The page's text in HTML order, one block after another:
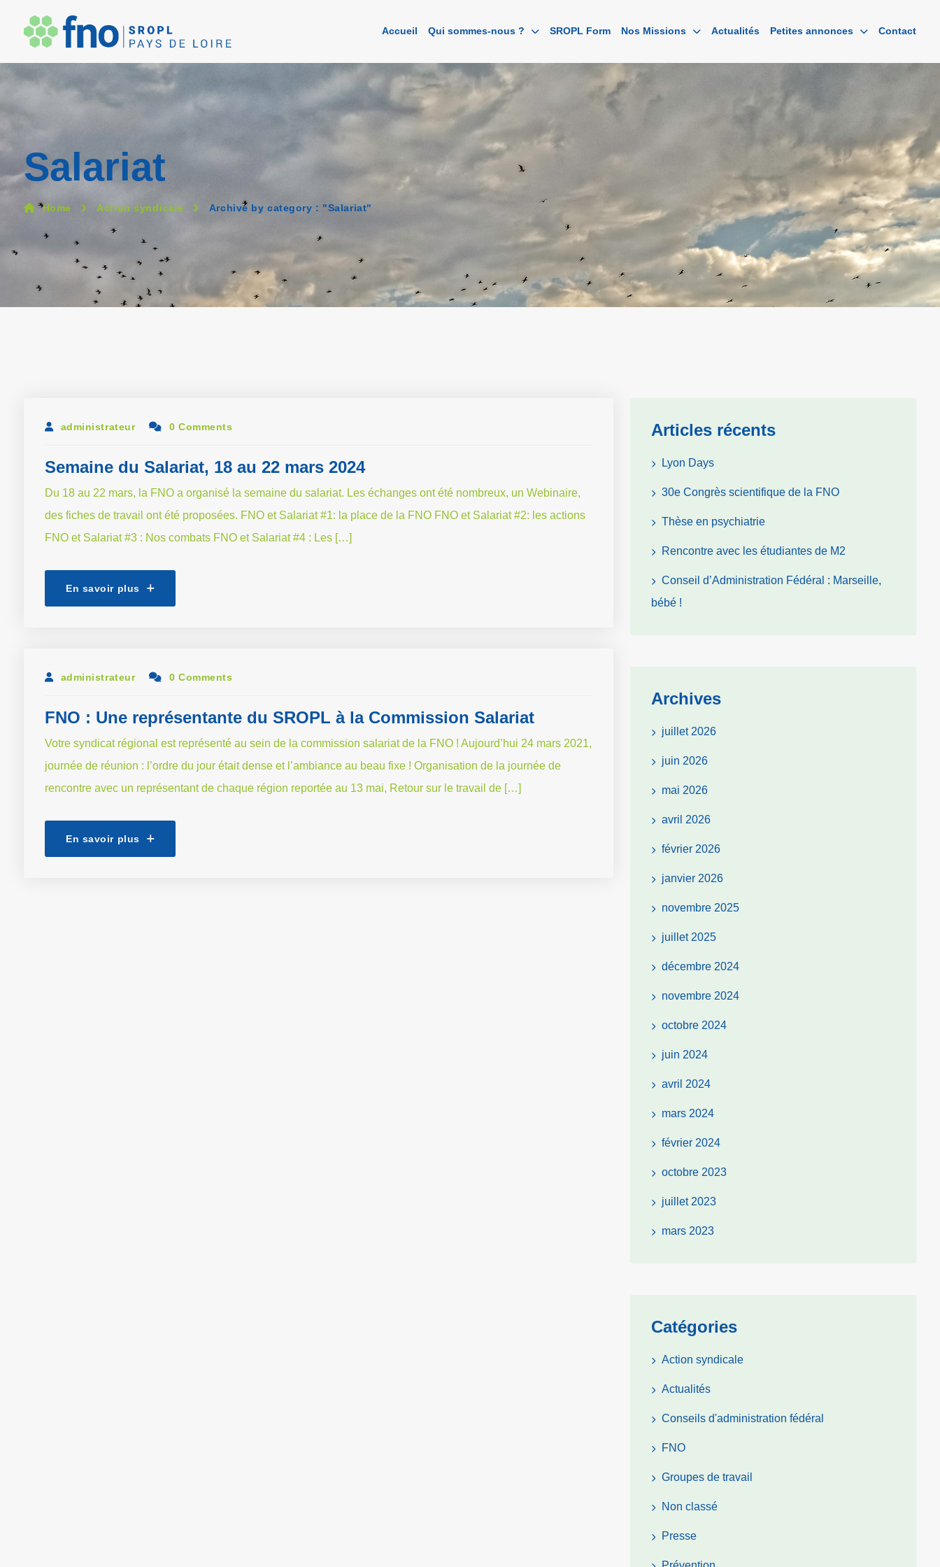
Accueil Qui sommes-nous ? SROPL Form Nos Missions Actualités Petites annonces Contact
Salariat
Home Action syndicale Archive by category : "Salariat"
administrateur 0 Comments
Semaine du Salariat, 18 au 22 mars 2024
Du 18 au 22 mars, la FNO a organisé la semaine du salariat. Les échanges ont été nombreux, un Webinaire,
des fiches de travail ont été proposées. FNO et Salariat #1: la place de la FNO FNO et Salariat #2: les actions
FNO et Salariat #3 : Nos combats FNO et Salariat #4 : Les […]
En savoir plus
administrateur 0 Comments
FNO : Une représentante du SROPL à la Commission Salariat
Votre syndicat régional est représenté au sein de la commission salariat de la FNO ! Aujourd’hui 24 mars 2021,
journée de réunion : l’ordre du jour était dense et l’ambiance au beau fixe ! Organisation de la journée de
rencontre avec un représentant de chaque région reportée au 13 mai, Retour sur le travail de […]
En savoir plus
Articles récents
Lyon Days
30e Congrès scientifique de la FNO
Thèse en psychiatrie
Rencontre avec les étudiantes de M2
Conseil d’Administration Fédéral : Marseille,
bébé !
Archives
juillet 2026
juin 2026
mai 2026
avril 2026
février 2026
janvier 2026
novembre 2025
juillet 2025
décembre 2024
novembre 2024
octobre 2024
juin 2024
avril 2024
mars 2024
février 2024
octobre 2023
juillet 2023
mars 2023
Catégories
Action syndicale
Actualités
Conseils d'administration fédéral
FNO
Groupes de travail
Non classé
Presse